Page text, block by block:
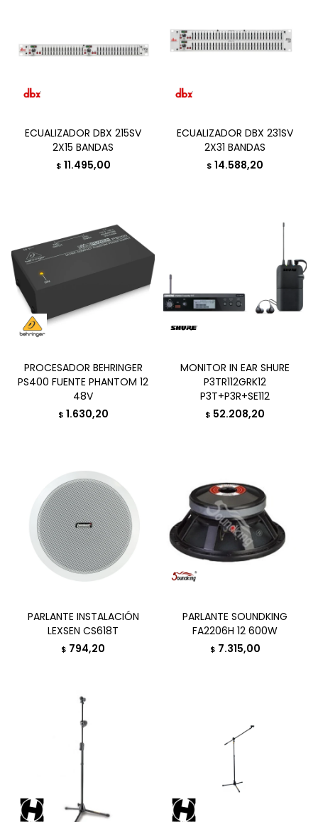
ECUALIZADOR DBX 215SV
2X15 BANDAS
$ 11.495,00
ECUALIZADOR DBX 231SV
2X31 BANDAS
$ 14.588,20
PROCESADOR BEHRINGER
PS400 FUENTE PHANTOM 12
48V
$ 1.630,20
MONITOR IN EAR SHURE
P3TR112GRK12
P3T+P3R+SE112
$ 52.208,20
PARLANTE INSTALACIÓN
LEXSEN CS618T
$ 794,20
PARLANTE SOUNDKING
FA2206H 12 600W
$ 7.315,00